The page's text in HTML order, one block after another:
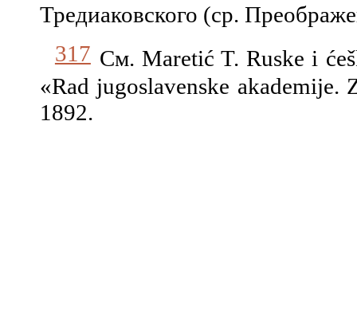
Тредиаковского (ср.
317 См. Маretić T. Ruske i
«Rad jugoslavenske
1892.